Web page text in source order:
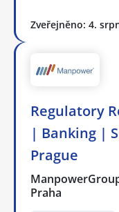
Zveřejněno: 4.
Regulatory
| Banking |
Prague
Praha